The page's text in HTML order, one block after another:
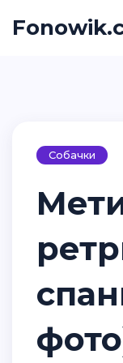
Собачки